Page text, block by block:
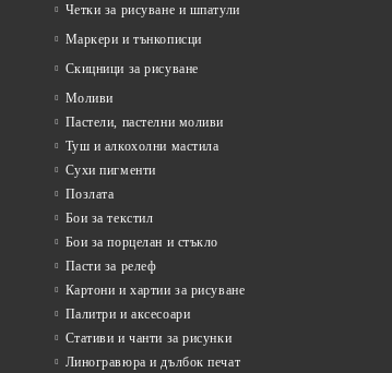
Четки за рисуване и шпатули
Маркери и тънкописци
Скицници за рисуване
Моливи
Пастели, пастелни моливи
Туш и алкохолни мастила
Сухи пигменти
Позлата
Бои за текстил
Бои за порцелан и стъкло
Пасти за релеф
Картони и хартии за рисуване
Палитри и аксесоари
Стативи и чанти за рисунки
Линогравюра и дълбок печат